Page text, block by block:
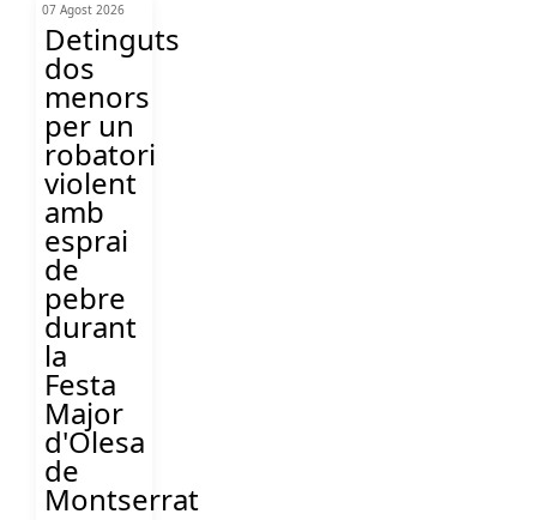
07 Agost 2026
Detinguts
dos
menors
per un
robatori
violent
amb
esprai
de
pebre
durant
la
Festa
Major
d'Olesa
de
Montserrat